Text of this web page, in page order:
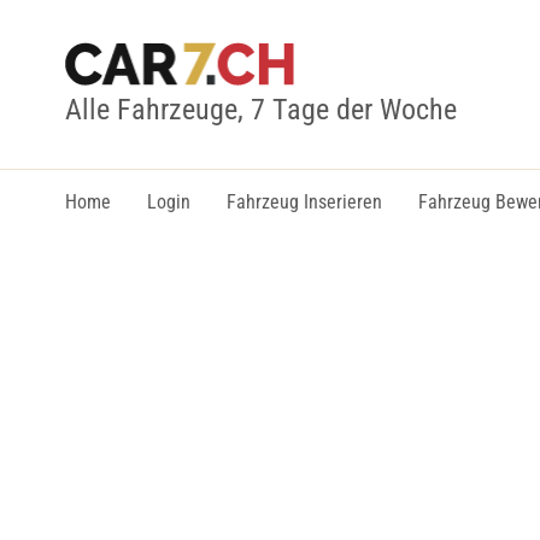
Alle Fahrzeuge, 7 Tage der Woche
Home Login Fahrzeug Inserieren Fahrzeug